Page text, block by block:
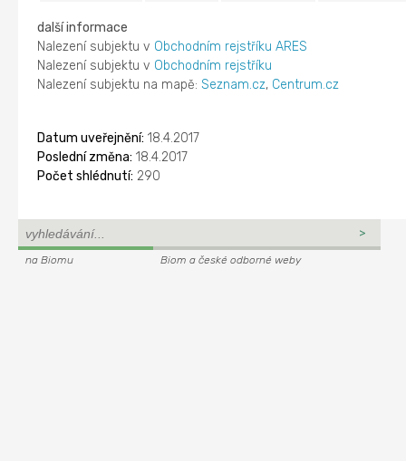
další informace
Nalezení subjektu v Obchodním rejstříku ARES
Nalezení subjektu v Obchodním rejstříku
Nalezení subjektu na mapě: Seznam.cz, Centrum.cz
Datum uveřejnění: 18.4.2017
Poslední změna: 18.4.2017
Počet shlédnutí: 290
na Biomu Biom a české odborné weby